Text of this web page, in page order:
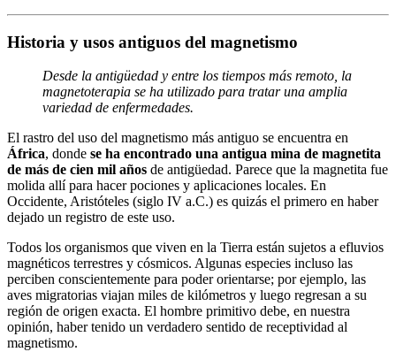
Historia y usos antiguos del magnetismo
Desde la antigüedad y entre los tiempos más remoto, la
magnetoterapia se ha utilizado para tratar una amplia
variedad de enfermedades.
El rastro del uso del magnetismo más antiguo se encuentra en
África, donde se ha encontrado una antigua mina de magnetita
de más de cien mil años de antigüedad. Parece que la magnetita fue
molida allí para hacer pociones y aplicaciones locales. En
Occidente, Aristóteles (siglo IV a.C.) es quizás el primero en haber
dejado un registro de este uso.
Todos los organismos que viven en la Tierra están sujetos a efluvios
magnéticos terrestres y cósmicos. Algunas especies incluso las
perciben conscientemente para poder orientarse; por ejemplo, las
aves migratorias viajan miles de kilómetros y luego regresan a su
región de origen exacta. El hombre primitivo debe, en nuestra
opinión, haber tenido un verdadero sentido de receptividad al
magnetismo.